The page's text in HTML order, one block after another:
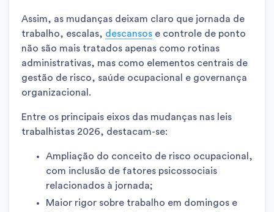
Assim, as mudanças deixam claro que jornada de
trabalho, escalas, descansos e controle de ponto
não são mais tratados apenas como rotinas
administrativas, mas como elementos centrais de
gestão de risco, saúde ocupacional e governança
organizacional.
Entre os principais eixos das mudanças nas leis
trabalhistas 2026, destacam-se:
Ampliação do conceito de risco ocupacional,
com inclusão de fatores psicossociais
relacionados à jornada;
Maior rigor sobre trabalho em domingos e